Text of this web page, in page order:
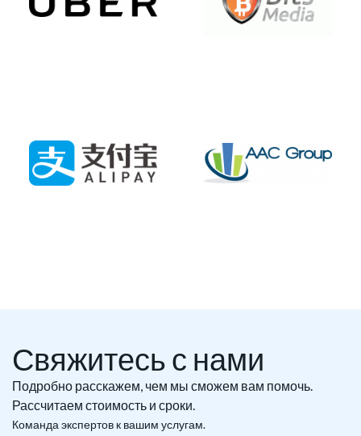
Свяжитесь с нами
Подробно расскажем, чем мы сможем вам помочь.
Рассчитаем стоимость и сроки.
Команда экспертов к вашим услугам.